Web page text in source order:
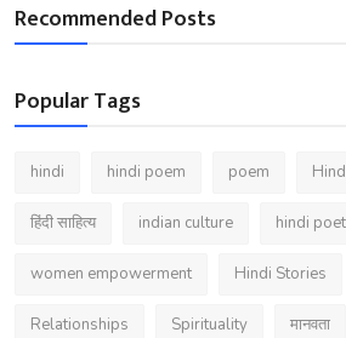
Recommended Posts
Popular Tags
hindi hindi poem poem
हिंदी साहित्य indian culture hindi
women empowerment Hindi Stories
Relationships Spirituality मानवता